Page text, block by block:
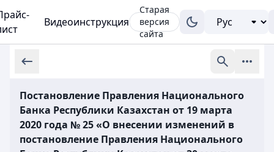
Видеоинструкция
Старая
версия
сайта
Постановление Правления Национального
Банка Республики Казахстан от 19 марта
2020 года № 25 «О внесении изменений в
постановление Правления Национального